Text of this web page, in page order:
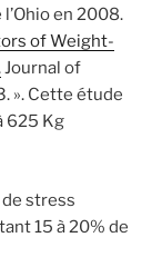
en 2008.
of Weight-
Journal of
». Cette étude
625 Kg
stress
15 à 20% de